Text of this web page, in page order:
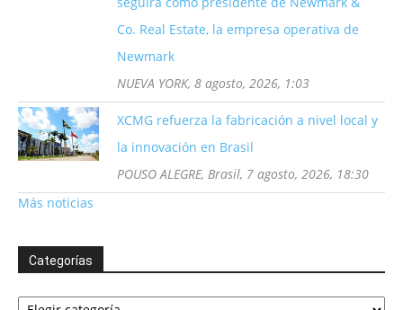
Co. Real Estate, la empresa operativa de
Newmark
NUEVA YORK, 8 agosto, 2026, 1:03
XCMG refuerza la fabricación a nivel local y
la innovación en Brasil
POUSO ALEGRE, Brasil, 7 agosto, 2026, 18:30
Más noticias
Categorías
Categorías